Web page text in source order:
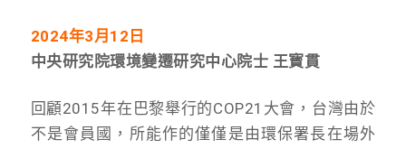
2024年3月12日
中央研究院環境變遷研究中心院士 王寳貫
回顧2015年在巴黎舉行的COP21大會，台灣由於
不是會員國，所能作的僅僅是由環保署長在場外